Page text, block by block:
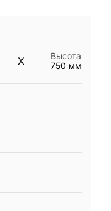
X
Высота
750 мм